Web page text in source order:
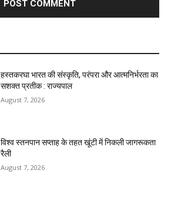
हस्तकरघा भारत की संस्कृति, परंपरा और आत्मनिर्भरता का
सशक्त प्रतीक : राज्यपाल
August 7, 2026
विश्व स्तनपान सप्ताह के तहत खूंटी में निकली जागरूकता
रैली
August 7, 2026